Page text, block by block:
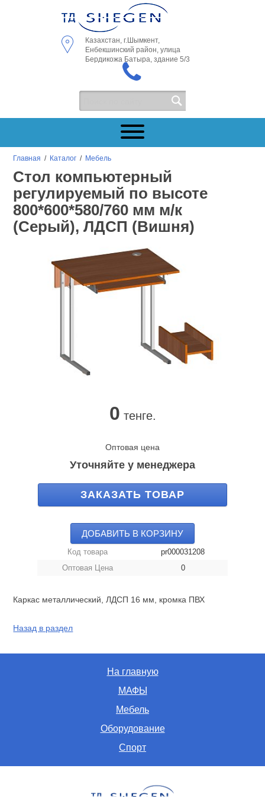
Казахстан, г.Шымкент,
Енбекшинский район, улица
Бердикожа Батыра, здание 5/3
Главная / Каталог / Мебель
Стол компьютерный
регулируемый по высоте
800*600*580/760 мм м/к
(Серый), ЛДСП (Вишня)
0 тенге.
Оптовая цена
Уточняйте у менеджера
ЗАКАЗАТЬ ТОВАР
ДОБАВИТЬ В КОРЗИНУ
Код товара
pr000031208
Оптовая Цена
0
Каркас металлический, ЛДСП 16 мм, кромка ПВХ
Назад в раздел
На главную
МАФЫ
Мебель
Оборудование
Спорт